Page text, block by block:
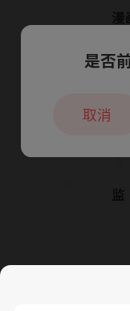
本章节
是否
取消